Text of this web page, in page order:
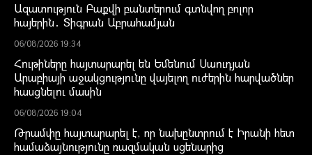
Ազատություն Բաքվի բանտերում գտնվող բոլոր
հայերին․ Տիգրան Աբրահամյան
06/08/2026 19:34
Հութիները հայտարարել են Եմենում Սաուդյան
Արաբիայի աջակցությունը վայելող ուժերին հարվածներ
հասցնելու մասին
06/08/2026 19:04
Թրամփը հայտարարել է, որ նախընտրում է Իրանի հետ
համաձայնությունը ռազմական սցենարից